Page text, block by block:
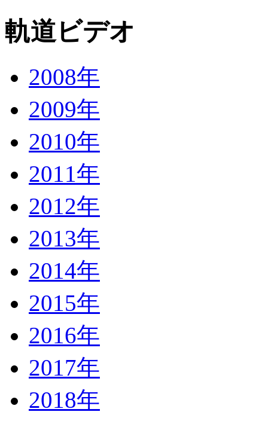
軌道ビデオ
2008年
2009年
2010年
2011年
2012年
2013年
2014年
2015年
2016年
2017年
2018年